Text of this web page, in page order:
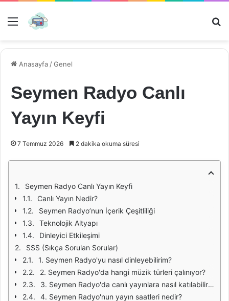
Menü
Anasayfa /Genel
Seymen Radyo Canlı
Yayın Keyfi
7 Temmuz 2026 2 dakika okuma süresi
Seymen Radyo Canlı Yayın Keyfi
Canlı Yayın Nedir?
Seymen Radyo’nun İçerik Çeşitliliği
Teknolojik Altyapı
Dinleyici Etkileşimi
SSS (Sıkça Sorulan Sorular)
1. Seymen Radyo'yu nasıl dinleyebilirim?
2. Seymen Radyo'da hangi müzik türleri çalınıyor?
3. Seymen Radyo'da canlı yayınlara nasıl katılabilirim?
4. Seymen Radyo'nun yayın saatleri nedir?